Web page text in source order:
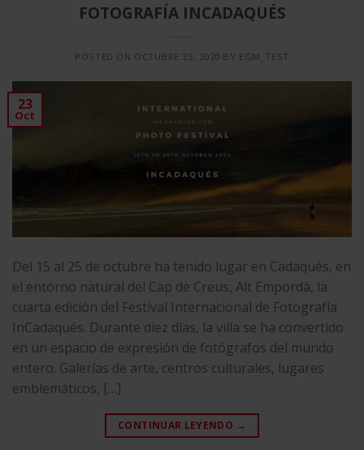
FOTOGRAFÍA INCADAQUÉS
POSTED ON OCTUBRE 23, 2020 BY EGM_TEST
23
Oct
Del 15 al 25 de octubre ha tenido lugar en Cadaqués, en
el entorno natural del Cap de Creus, Alt Empordà, la
cuarta edición del Festival Internacional de Fotografía
InCadaqués. Durante diez días, la villa se ha convertido
en un espacio de expresión de fotógrafos del mundo
entero. Galerías de arte, centros culturales, lugares
emblemáticos, […]
CONTINUAR LEYENDO →